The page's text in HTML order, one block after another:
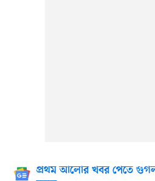
প্রথম আলোর খবর পেতে